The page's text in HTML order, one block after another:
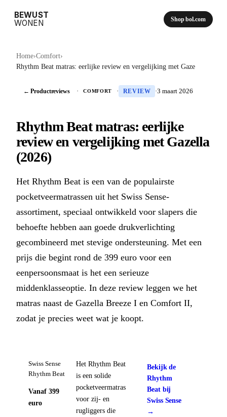
BEWUST
WONEN
Shop bol.com
Home›Comfort›
Rhythm Beat matras: eerlijke review en vergelijking met Gaze
← Productreviews · COMFORT · REVIEW ·3 maart 2026
Rhythm Beat matras: eerlijke
review en vergelijking met Gazella
(2026)
Het Rhythm Beat is een van de populairste
pocketveermatrassen uit het Swiss Sense-
assortiment, speciaal ontwikkeld voor slapers die
behoefte hebben aan goede drukverlichting
gecombineerd met stevige ondersteuning. Met een
prijs die begint rond de 399 euro voor een
eenpersoonsmaat is het een serieuze
middenklasseoptie. In deze review leggen we het
matras naast de Gazella Breeze I en Comfort II,
zodat je precies weet wat je koopt.
Swiss Sense
Rhythm Beat
Vanaf 399
euro
Het Rhythm Beat
is een solide
pocketveermatras
voor zij- en
rugliggers die
Bekijk de
Rhythm
Beat bij
Swiss Sense
→